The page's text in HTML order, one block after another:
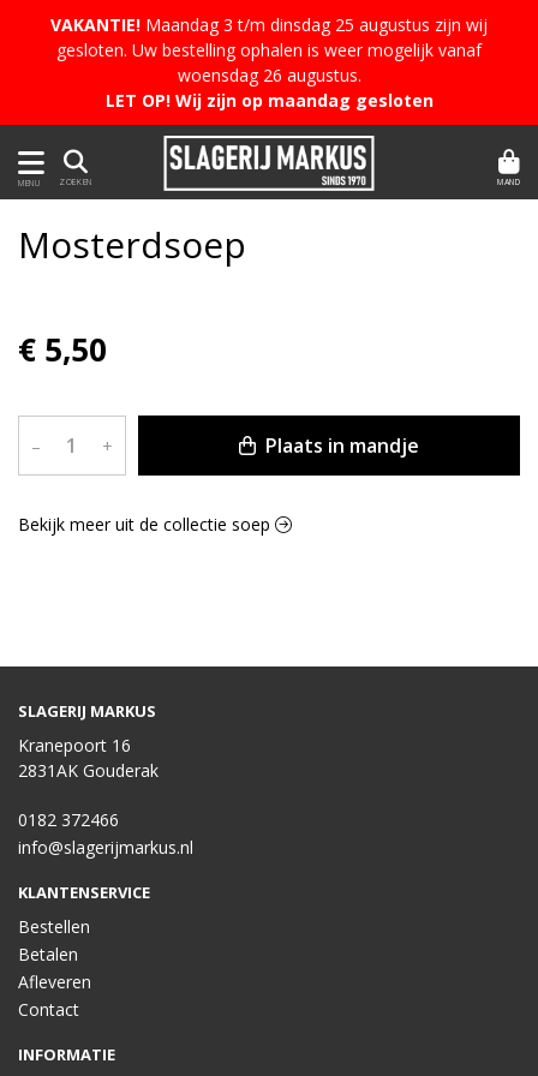
VAKANTIE! Maandag 3 t/m dinsdag 25 augustus zijn wij
gesloten. Uw bestelling ophalen is weer mogelijk vanaf
woensdag 26 augustus.
LET OP! Wij zijn op maandag gesloten
MENU ZOEKEN MAND
Mosterdsoep
€ 5,50
– + Plaats in mandje
Bekijk meer uit de collectie soep
SLAGERIJ MARKUS
Kranepoort 16
2831AK Gouderak
0182 372466
info@slagerijmarkus.nl
KLANTENSERVICE
Bestellen
Betalen
Afleveren
Contact
INFORMATIE